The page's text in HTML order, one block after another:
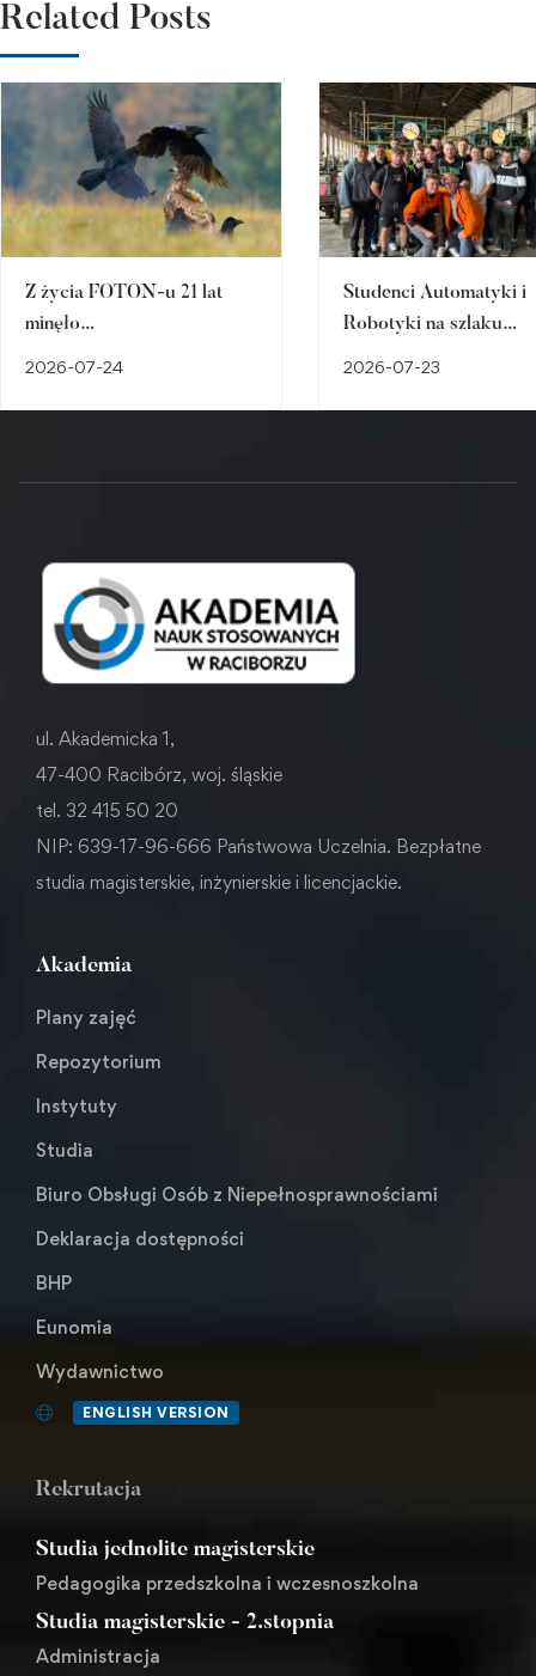
Related Posts
Z życia FOTON-u 21 lat
minęło…
2026-07-24
Studenci Automatyki i
Robotyki na szlaku
2026-07-23
ul. Akademicka 1,
47-400 Racibórz, woj. śląskie
tel. 32 415 50 20
NIP: 639-17-96-666 Państwowa Uczelnia. Bezpłatne
studia magisterskie, inżynierskie i licencjackie.
Akademia
Plany zajęć
Repozytorium
Instytuty
Studia
Biuro Obsługi Osób z Niepełnosprawnościami
Deklaracja dostępności
BHP
Eunomia
Wydawnictwo
ENGLISH VERSION
Rekrutacja
Studia jednolite magisterskie
Pedagogika przedszkolna i wczesnoszkolna
Studia magisterskie - 2.stopnia
Administracja